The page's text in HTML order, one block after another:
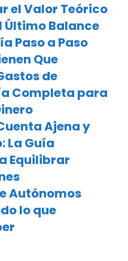
el Valor Teórico
Último Balance
Paso a Paso
Que
de
Completa para
Ajena y
La Guía
Equilibrar
Autónomos
lo que